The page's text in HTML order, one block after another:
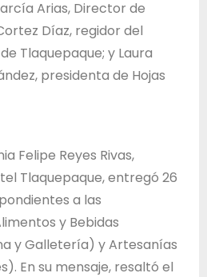
Arias, Director de
Díaz, regidor del
Tlaquepaque; y Laura
presidenta de Hojas
Felipe Reyes Rivas,
Tlaquepaque, entregó 26
a las
y Bebidas
y Galletería) y Artesanías
En su mensaje, resaltó el